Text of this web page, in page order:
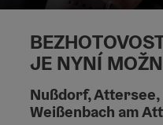
JE NYNÍ
Nußdorf,
Weißenbach am